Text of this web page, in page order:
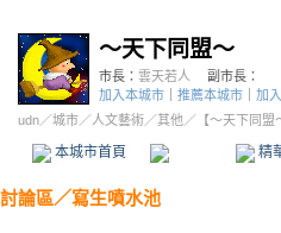
～天下同盟～
市長： 雲天若人
副市長：
加入本城市
推薦本城市 加
udn／城市／人文藝術／其他 ／ 【～天下同盟
本城市首頁 精
討論區／寫生噴水池